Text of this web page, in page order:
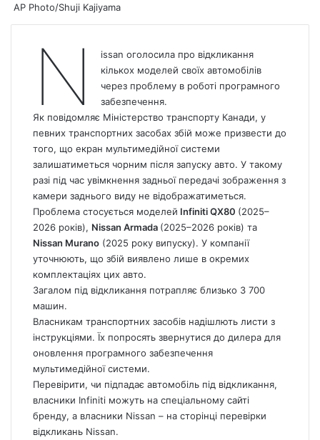
AP Photo/Shuji Kajiyama
N
issan оголосила про відкликання
кількох моделей своїх автомобілів
через проблему в роботі програмного
забезпечення.
Як повідомляє Міністерство транспорту Канади, у
певних транспортних засобах збій може призвести до
того, що екран мультимедійної системи
залишатиметься чорним після запуску авто. У такому
разі під час увімкнення задньої передачі зображення з
камери заднього виду не відображатиметься.
Проблема стосується моделей Infiniti QX80 (2025–
2026 років), Nissan Armada (2025–2026 років) та
Nissan Murano (2025 року випуску). У компанії
уточнюють, що збій виявлено лише в окремих
комплектаціях цих авто.
Загалом під відкликання потрапляє близько 3 700
машин.
Власникам транспортних засобів надішлють листи з
інструкціями. Їх попросять звернутися до дилера для
оновлення програмного забезпечення
мультимедійної системи.
Перевірити, чи підпадає автомобіль під відкликання,
власники Infiniti можуть на спеціальному сайті
бренду, а власники Nissan – на сторінці перевірки
відкликань Nissan.